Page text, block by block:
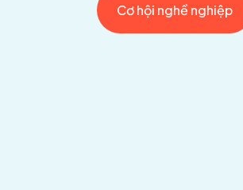
Cơ hội nghề nghiệp